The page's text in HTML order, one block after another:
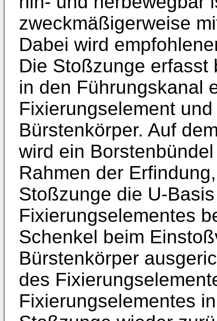
zweckmäßigerweise
Dabei wird
Die Stoßzunge
in den Führungskanal
Fixierungselement
Bürstenkörper. Auf
wird ein
Rahmen der
Stoßzunge die U-
Fixierungselementes
Schenkel beim
Bürstenkörper
des
Fixierungselementes